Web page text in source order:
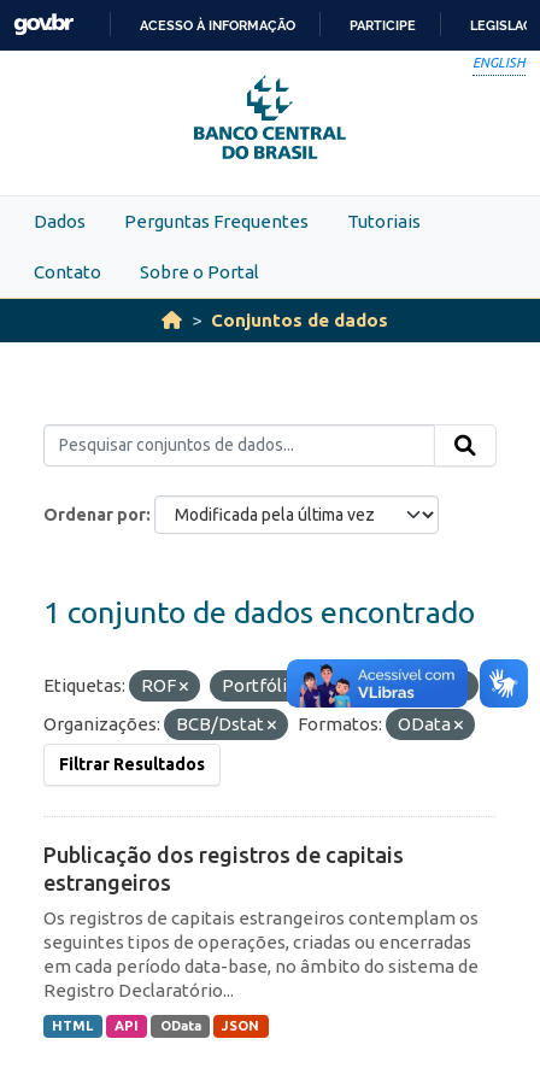
Skip to main content
PARA
O
CONTEÚDO
ACESSO À INFORMAÇÃO PARTICIPE
ENGLISH
Dados Perguntas Frequentes Tutoriais
Contato Sobre o Portal
Conjuntos de dados
Ordenar por
1 conjunto de dados encontrado
Etiquetas: ROF Portfólio RDE
IED
Organizações:
BCB/Dstat Formatos: OData
Filtrar Resultados
Publicação dos registros de capitais
estrangeiros
Os registros de capitais estrangeiros contemplam os
seguintes tipos de operações, criadas ou encerradas
em cada período data-base, no âmbito do sistema de
Registro Declaratório...
HTML API OData JSON